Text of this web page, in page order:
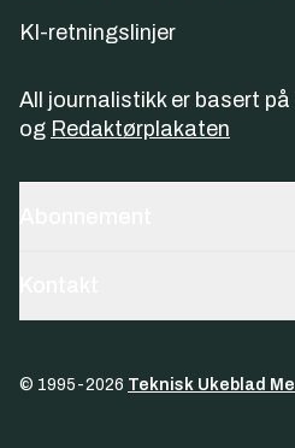
KI-retningslinjer
All journalistikk er basert på
og Redaktørplakaten
© 1995-2026 Teknisk Ukeblad